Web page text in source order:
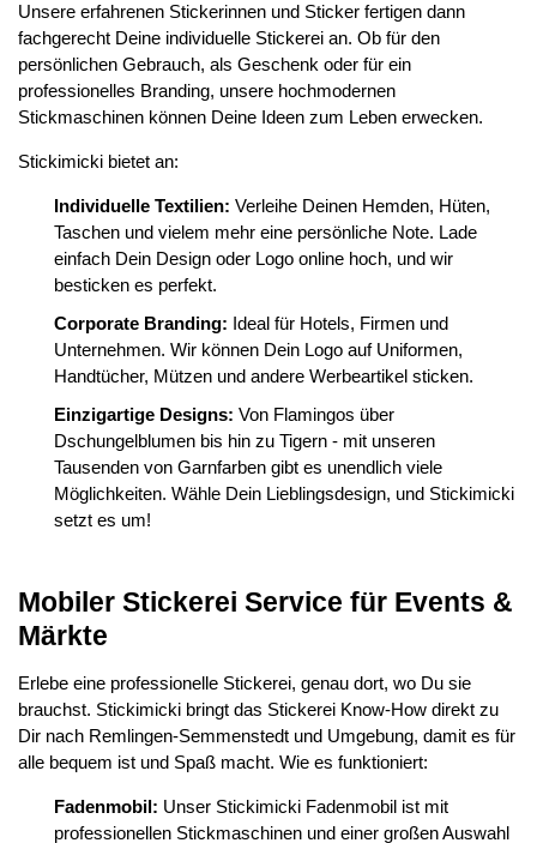
Unsere erfahrenen Stickerinnen und Sticker fertigen dann
fachgerecht Deine individuelle Stickerei an. Ob für den
persönlichen Gebrauch, als Geschenk oder für ein
professionelles Branding, unsere hochmodernen
Stickmaschinen können Deine Ideen zum Leben erwecken.
Stickimicki bietet an:
Individuelle Textilien: Verleihe Deinen Hemden, Hüten,
Taschen und vielem mehr eine persönliche Note. Lade
einfach Dein Design oder Logo online hoch, und wir
besticken es perfekt.
Corporate Branding: Ideal für Hotels, Firmen und
Unternehmen. Wir können Dein Logo auf Uniformen,
Handtücher, Mützen und andere Werbeartikel sticken.
Einzigartige Designs: Von Flamingos über
Dschungelblumen bis hin zu Tigern - mit unseren
Tausenden von Garnfarben gibt es unendlich viele
Möglichkeiten. Wähle Dein Lieblingsdesign, und Stickimicki
setzt es um!
Mobiler Stickerei Service für Events &
Märkte
Erlebe eine professionelle Stickerei, genau dort, wo Du sie
brauchst. Stickimicki bringt das Stickerei Know-How direkt zu
Dir nach Remlingen-Semmenstedt und Umgebung, damit es für
alle bequem ist und Spaß macht. Wie es funktioniert:
Fadenmobil: Unser Stickimicki Fadenmobil ist mit
professionellen Stickmaschinen und einer großen Auswahl